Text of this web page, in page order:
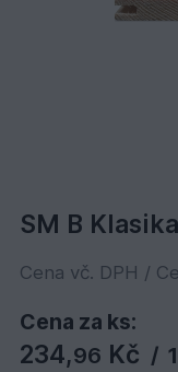
SM B
Cena vč. DPH /
Cena za ks:
234,96 Kč /